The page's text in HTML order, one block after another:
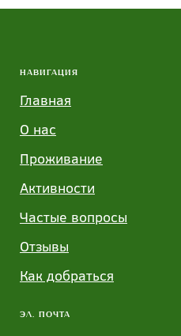
НАВИГАЦИЯ
Главная
О нас
Проживание
Активности
Частые вопросы
Отзывы
Как добраться
ЭЛ. ПОЧТА